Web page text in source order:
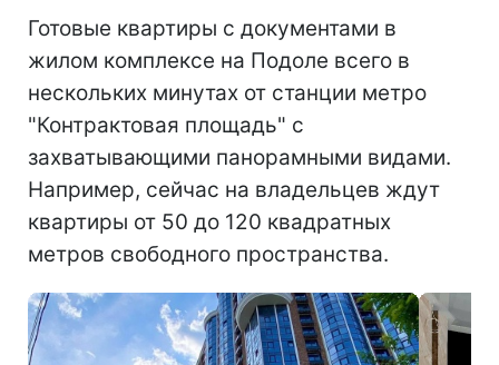
Готовые квартиры с документами в
жилом комплексе на Подоле всего в
нескольких минутах от станции метро
"Контрактовая площадь" с
захватывающими панорамными видами.
Например, сейчас на владельцев ждут
квартиры от 50 до 120 квадратных
метров свободного пространства.